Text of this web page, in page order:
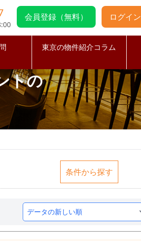
会員登録（無料） ログイン
東京の物件紹介コラム
トの
条件から探す